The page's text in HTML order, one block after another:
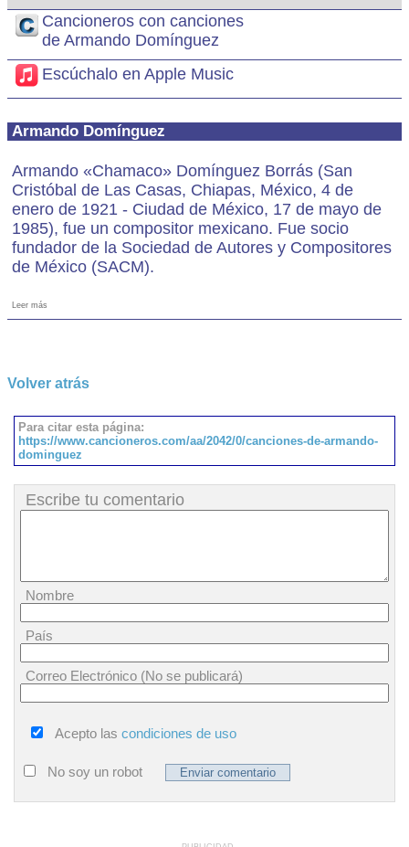
Cancioneros con canciones
de Armando Domínguez
Escúchalo en Apple Music
Armando Domínguez
Armando «Chamaco» Domínguez Borrás (San
Cristóbal de Las Casas, Chiapas, México, 4 de
enero de 1921 - Ciudad de México, 17 de mayo de
1985), fue un compositor mexicano. Fue socio
fundador de la Sociedad de Autores y Compositores
de México (SACM).
Leer más
Volver atrás
Para citar esta página:
https://www.cancioneros.com/aa/2042/0/canciones-de-armando-
dominguez
Escribe tu comentario
Nombre
País
Correo Electrónico (No se publicará)
Acepto las condiciones de uso
No soy un robot